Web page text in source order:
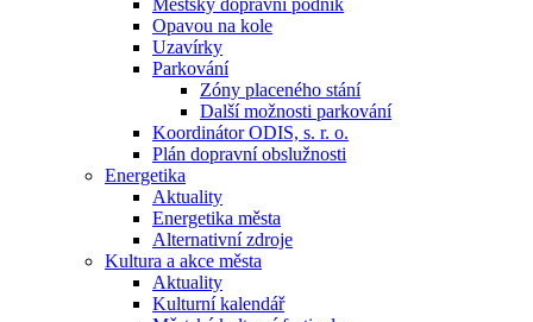
Městský dopravní podnik
Opavou na kole
Uzavírky
Parkování
Zóny placeného stání
Další možnosti parkování
Koordinátor ODIS, s. r. o.
Plán dopravní obslužnosti
Energetika
Aktuality
Energetika města
Alternativní zdroje
Kultura a akce města
Aktuality
Kulturní kalendář